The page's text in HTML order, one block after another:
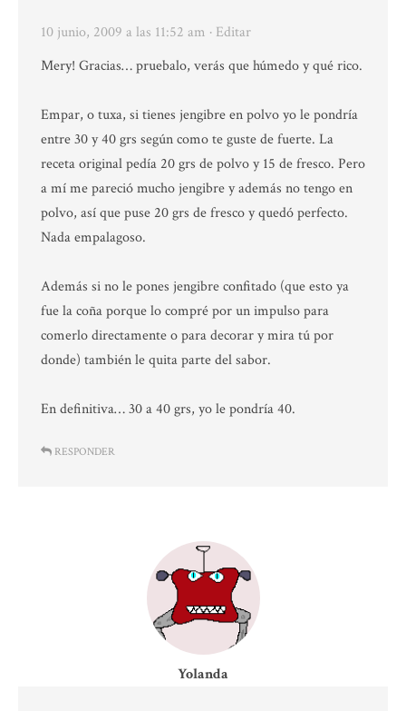
10 junio, 2009 a las 11:52 am · Editar
Mery! Gracias… pruebalo, verás que húmedo y qué rico.
Empar, o tuxa, si tienes jengibre en polvo yo le pondría
entre 30 y 40 grs según como te guste de fuerte. La
receta original pedía 20 grs de polvo y 15 de fresco. Pero
a mí me pareció mucho jengibre y además no tengo en
polvo, así que puse 20 grs de fresco y quedó perfecto.
Nada empalagoso.
Además si no le pones jengibre confitado (que esto ya
fue la coña porque lo compré por un impulso para
comerlo directamente o para decorar y mira tú por
donde) también le quita parte del sabor.
En definitiva… 30 a 40 grs, yo le pondría 40.
RESPONDER
Yolanda